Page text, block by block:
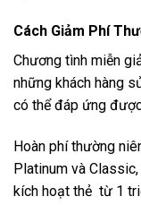
Cách Giảm Phí
Chương tình miễn
những khách hàng
có thể đáp ứng
Hoàn phí thường
Platinum và
kích hoạt thẻ từ 1